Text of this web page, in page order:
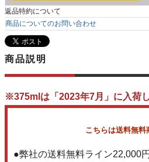
返品特約について
商品についてのお問い合わせ
商品説明
※375mlは「2023年7月」に入荷し
こちらは送料無料
●弊社の送料無料ライン22,000